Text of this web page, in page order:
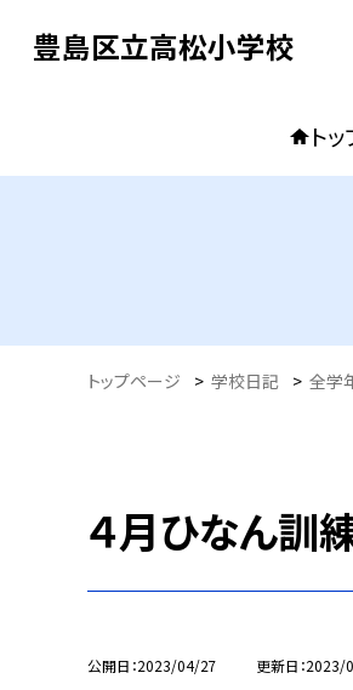
豊島区立高松小学校
ト
トップページ > 学校日記 > 全学
４月ひなん訓
公開日 2023/04/27 更新日 2023/